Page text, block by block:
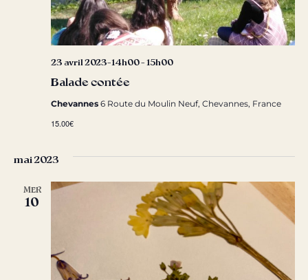
Balade contée
23 avril 2023-14h00- 15h00
Chevannes 6 Route du Moulin Neuf, Chevannes, France
15.00€
mai 2023
MER
10